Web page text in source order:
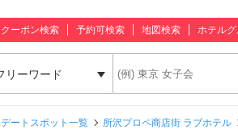
クーポン検索 予約可検索 地図検索 ホテル
リーワード
ートスポット一覧 所沢プロペ商店街 ラブホテル